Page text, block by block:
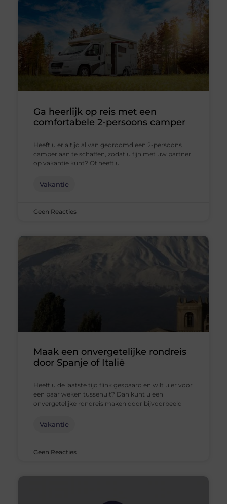
Ga heerlijk op reis met een
comfortabele 2-persoons camper
Heeft u er altijd al van gedroomd een 2-persoons
camper aan te schaffen, zodat u fijn met uw partner
op vakantie kunt? Of heeft u
Vakantie
Geen Reacties
Maak een onvergetelijke rondreis
door Spanje of Italië
Heeft u de laatste tijd flink gespaard en wilt u er voor
een paar weken tussenuit? Dan kunt u een
onvergetelijke rondreis maken door bijvoorbeeld
Vakantie
Geen Reacties